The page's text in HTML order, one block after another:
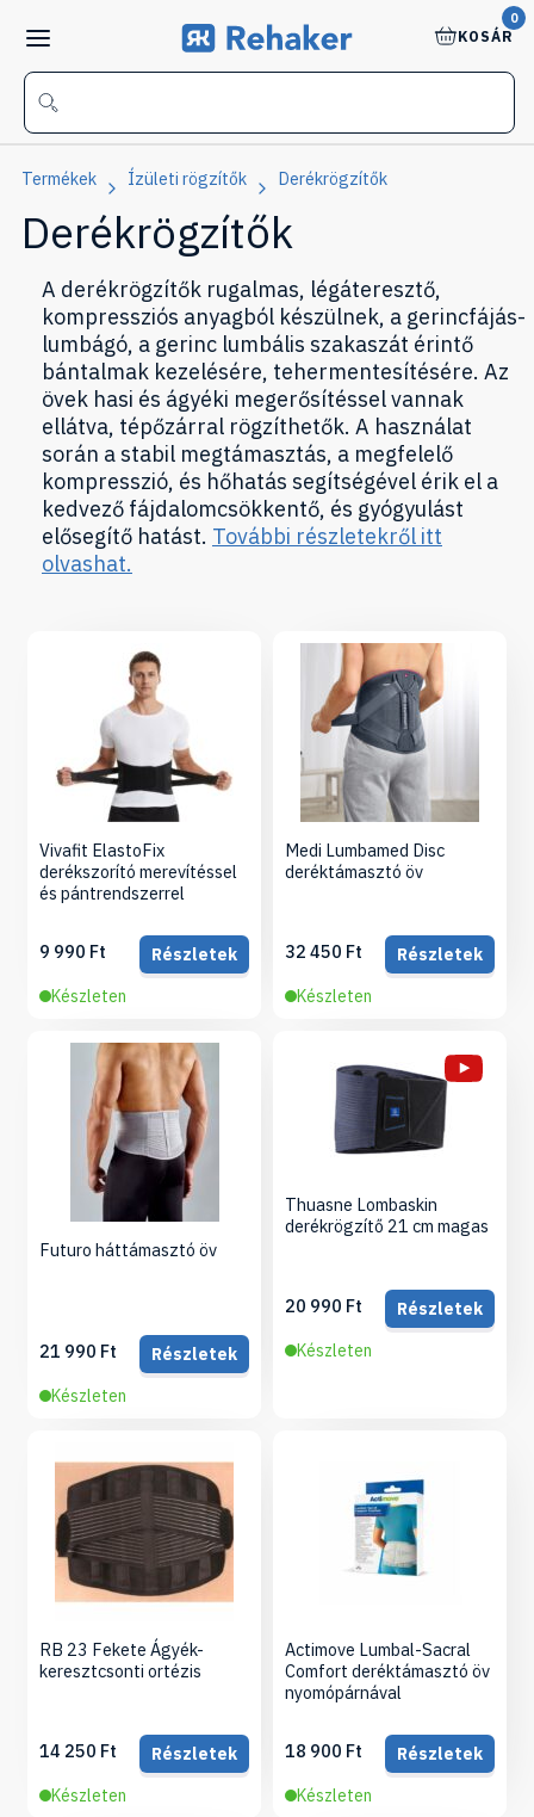
0
KOSÁR
Termékek Ízületi rögzítők Derékrögzítők
Derékrögzítők
A derékrögzítők rugalmas, légáteresztő,
kompressziós anyagból készülnek, a gerincfájás-
lumbágó, a gerinc lumbális szakaszát érintő
bántalmak kezelésére, tehermentesítésére. Az
övek hasi és ágyéki megerősítéssel vannak
ellátva, tépőzárral rögzíthetők. A használat
során a stabil megtámasztás, a megfelelő
kompresszió, és hőhatás segítségével érik el a
kedvező fájdalomcsökkentő, és gyógyulást
elősegítő hatást. További részletekről itt
olvashat.
Vivafit ElastoFix
derékszorító merevítéssel
és pántrendszerrel
9 990 Ft
Részletek
Készleten
Medi Lumbamed Disc
deréktámasztó öv
32 450 Ft
Részletek
Készleten
Futuro háttámasztó öv
21 990 Ft
Részletek
Készleten
Thuasne Lombaskin
derékrögzítő 21 cm magas
20 990 Ft
Részletek
Készleten
RB 23 Fekete Ágyék-
keresztcsonti ortézis
14 250 Ft
Részletek
Készleten
Actimove Lumbal-Sacral
Comfort deréktámasztó öv
nyomópárnával
18 900 Ft
Részletek
Készleten